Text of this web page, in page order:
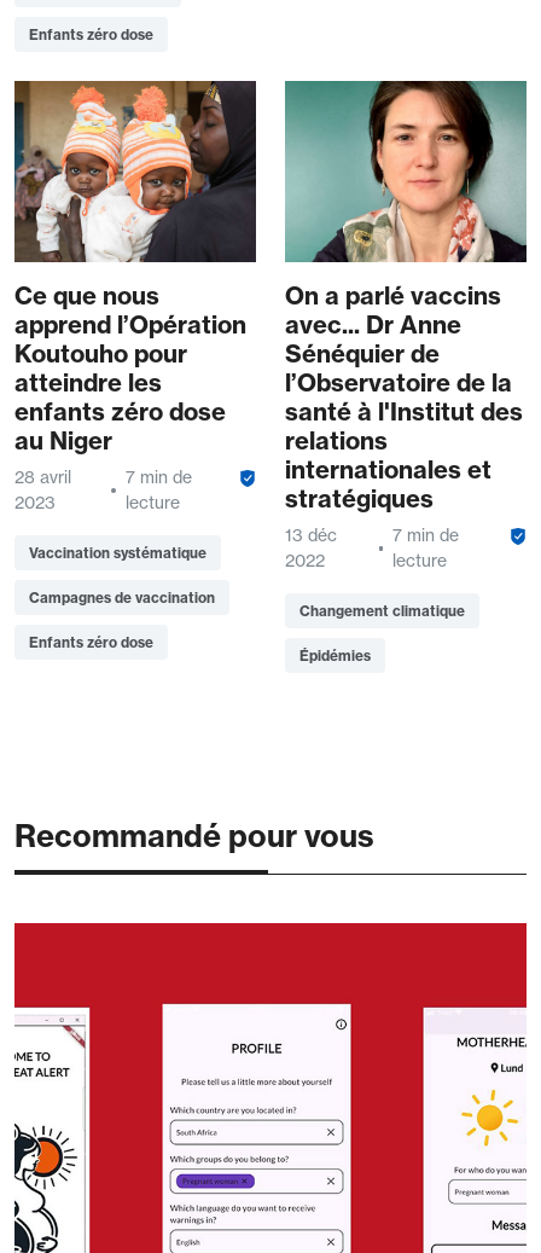
Enfants zéro dose
Ce que nous
apprend l’Opération
Koutouho pour
atteindre les
enfants zéro dose
au Niger
28 avril
2023
7 min de
lecture
Vaccination systématique
Campagnes de vaccination
Enfants zéro dose
On a parlé vaccins
avec... Dr Anne
Sénéquier de
l’Observatoire de la
santé à l'Institut des
relations
internationales et
stratégiques
13 déc
2022
7 min de
lecture
Changement climatique
Épidémies
Recommandé pour vous